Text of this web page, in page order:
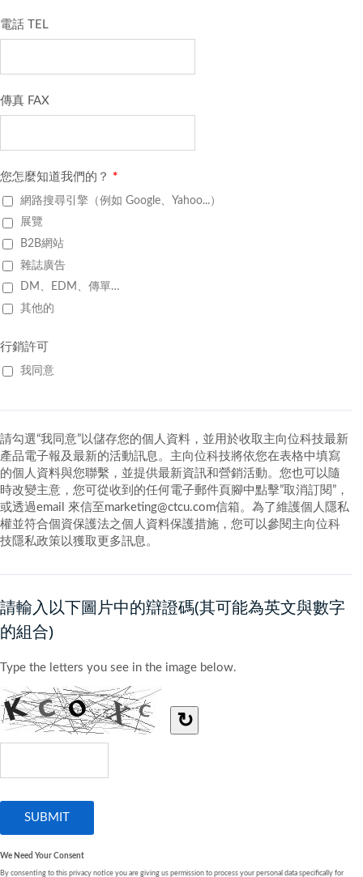
電話 TEL
傳真 FAX
您怎麼知道我們的？ *
網路搜尋引擎（例如 Google、Yahoo...）
展覽
B2B網站
雜誌廣告
DM、EDM、傳單…
其他的
行銷許可
我同意
請勾選“我同意”以儲存您的個人資料，並用於收取主向位科技最新
產品電子報及最新的活動訊息。主向位科技將依您在表格中填寫
的個人資料與您聯繫，並提供最新資訊和營銷活動。您也可以隨
時改變主意，您可從收到的任何電子郵件頁腳中點擊”取消訂閱”，
或透過email 來信至marketing@ctcu.com信箱。為了維護個人隱私
權並符合個資保護法之個人資料保護措施，您可以參閱主向位科
技隱私政策以獲取更多訊息。
請輸入以下圖片中的辯證碼(其可能為英文與數字
的組合)
Type the letters you see in the image below.
↻
We Need Your Consent
By consenting to this privacy notice you are giving us permission to process your personal data specifically for